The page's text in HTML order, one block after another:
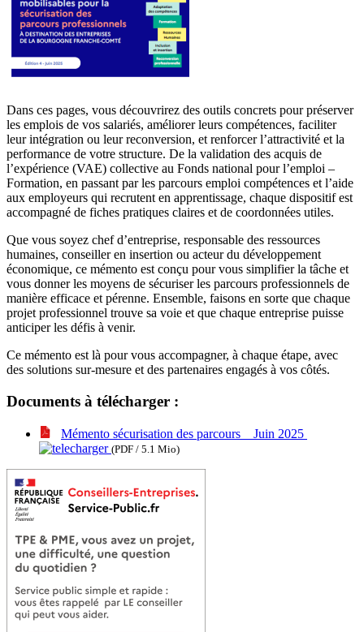
Dans ces pages, vous découvrirez des outils concrets pour préserver
les emplois de vos salariés, améliorer leurs compétences, faciliter
leur intégration ou leur reconversion, et renforcer l’attractivité et la
performance de votre structure. De la validation des acquis de
l’expérience (VAE) collective au Fonds national pour l’emploi –
Formation, en passant par les parcours emploi compétences et l’aide
aux employeurs qui recrutent en apprentissage, chaque dispositif est
accompagné de fiches pratiques claires et de coordonnées utiles.
Que vous soyez chef d’entreprise, responsable des ressources
humaines, conseiller en insertion ou acteur du développement
économique, ce mémento est conçu pour vous simplifier la tâche et
vous donner les moyens de sécuriser les parcours professionnels de
manière efficace et pérenne. Ensemble, faisons en sorte que chaque
projet professionnel trouve sa voie et que chaque entreprise puisse
anticiper les défis à venir.
Ce mémento est là pour vous accompagner, à chaque étape, avec
des solutions sur-mesure et des partenaires engagés à vos côtés.
Documents à télécharger :
Mémento sécurisation des parcours _ Juin 2025
(PDF / 5.1 Mio)